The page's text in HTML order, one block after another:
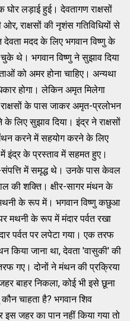
लड़ाई हुई। देवतागण राक्षसों
राक्षसों की नृशंस गतिविधियों से
देवता मदद के लिए भगवान विष्णु के
थे। भगवान विष्णु ने सुझाव दिया
को अमर होना चाहिए। अन्यथा
होगा। लेकिन अमृत मिलेगा
के पास जाकर अमृत-प्रलोभन
लिए सुझाव दिया। इंद्र ने राक्षसों
करने में सहयोग करने के लिए
इंद्र के प्रस्ताव में सहमत हुए।
संपत्ति में समृद्ध थे। उनके पास केवल
की शक्ति। क्षीर-सागर मंथन के
मथनी के रूप में। भगवान विष्णु कछुआ
के रूप में मंदार पर्वत रखा
पर्वत पर लपेटा गया। एक तरफ
किया जाना था, देवता 'वासुकी' की
गए। दोनों ने मंथन की प्रक्रिया
बाहर निकला, कोई भी इसे छूना
चाहता है? भगवान शिव
इस जहर का पान नहीं किया गया तो